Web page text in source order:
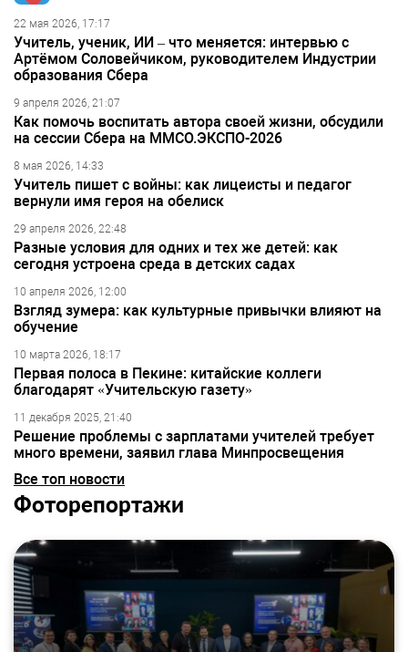
22 мая 2026, 17:17
Учитель, ученик, ИИ – что меняется: интервью с
Артёмом Соловейчиком, руководителем Индустрии
образования Сбера
9 апреля 2026, 21:07
Как помочь воспитать автора своей жизни, обсудили
на сессии Сбера на ММСО.ЭКСПО-2026
8 мая 2026, 14:33
Учитель пишет с войны: как лицеисты и педагог
вернули имя героя на обелиск
29 апреля 2026, 22:48
Разные условия для одних и тех же детей: как
сегодня устроена среда в детских садах
10 апреля 2026, 12:00
Взгляд зумера: как культурные привычки влияют на
обучение
10 марта 2026, 18:17
Первая полоса в Пекине: китайские коллеги
благодарят «Учительскую газету»
11 декабря 2025, 21:40
Решение проблемы с зарплатами учителей требует
много времени, заявил глава Минпросвещения
Все топ новости
Фоторепортажи